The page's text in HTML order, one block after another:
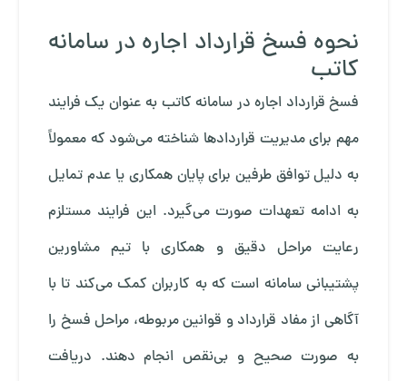
نحوه فسخ قرارداد اجاره در سامانه
کاتب
فسخ قرارداد اجاره در سامانه کاتب به عنوان یک فرایند
مهم برای مدیریت قراردادها شناخته می‌شود که معمولاً
به دلیل توافق طرفین برای پایان همکاری یا عدم تمایل
به ادامه تعهدات صورت می‌گیرد. این فرایند مستلزم
رعایت مراحل دقیق و همکاری با تیم مشاورین
پشتیبانی سامانه است که به کاربران کمک می‌کند تا با
آگاهی از مفاد قرارداد و قوانین مربوطه، مراحل فسخ را
به صورت صحیح و بی‌نقص انجام دهند. دریافت